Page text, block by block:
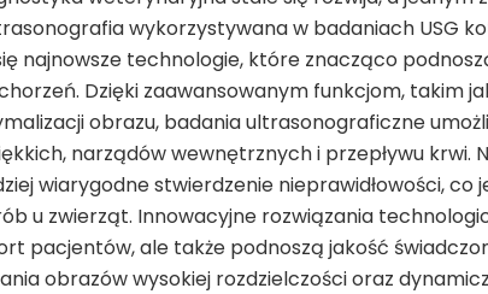
wykorzystywana w badaniach USG
najnowsze technologie, które znacząco
Dzięki zaawansowanym funkcjom, takim
obrazu, badania ultrasonograficzne
narządów wewnętrznych i przepływu krwi.
wiarygodne stwierdzenie nieprawidłowości,
u zwierząt. Innowacyjne rozwiązania
pacjentów, ale także podnoszą jakość
obrazów wysokiej rozdzielczości oraz